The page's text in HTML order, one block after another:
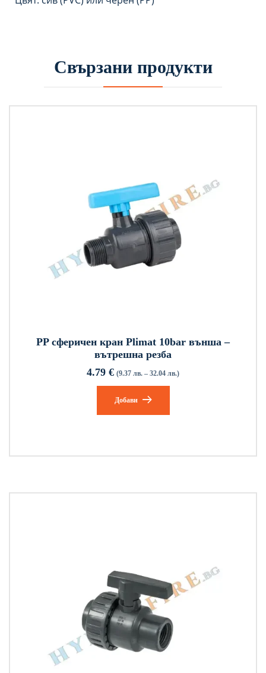
Свързани продукти
PP сферичен кран Plimat 10bar външа –
вътрешна резба
4.79 € (9.37 лв. – 32.04 лв.)
Добави